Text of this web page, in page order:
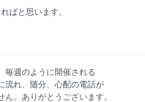
ばと思います。
毎週のように開催される
流れ、随分、心配の電話が
。ありがとうございます。